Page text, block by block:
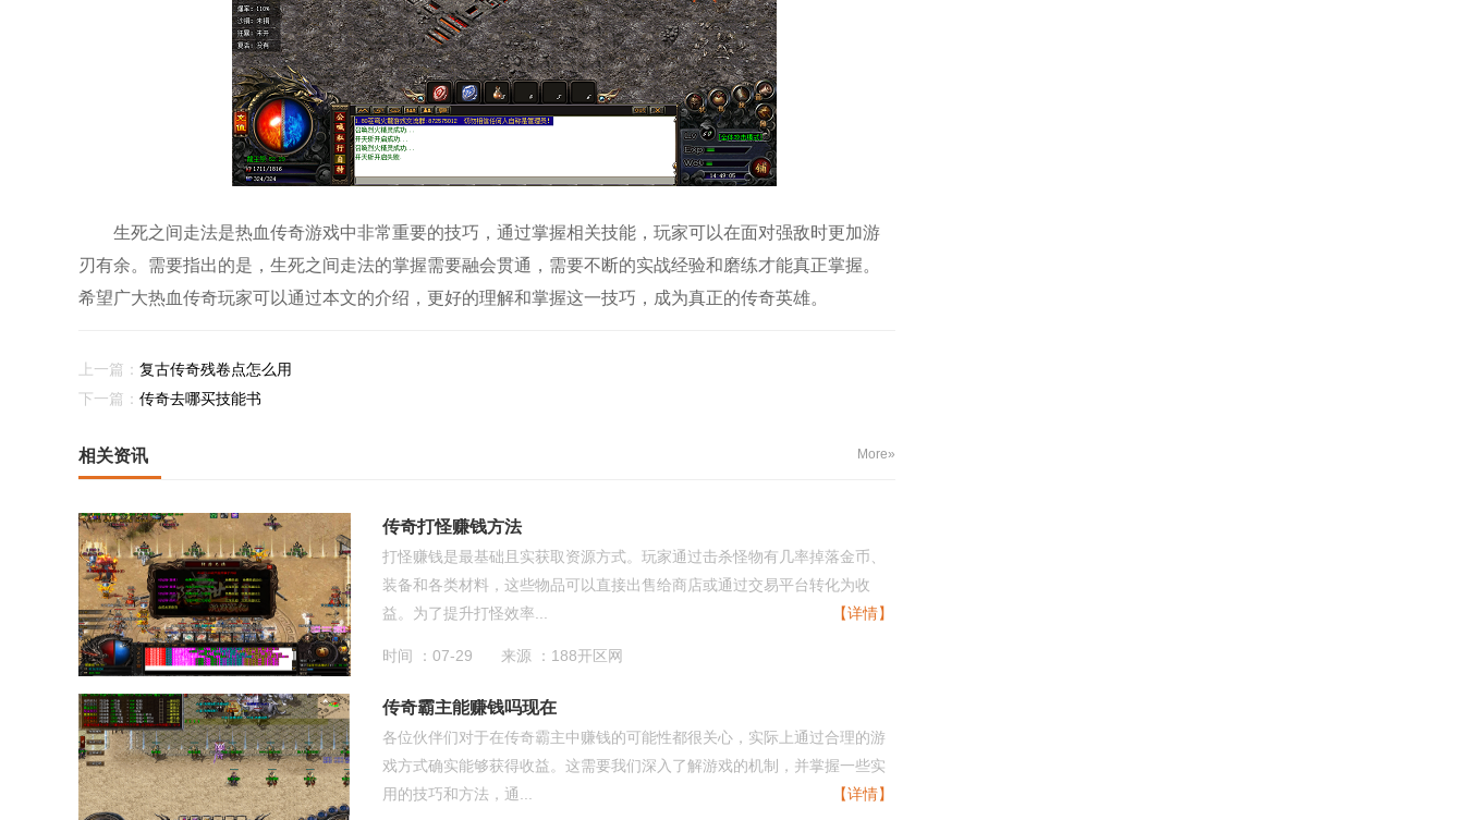
生死之间走法是热血传奇游戏中非常重要的技巧，通过掌握相关技能，玩家可以在面对强敌时更加游
刃有余。需要指出的是，生死之间走法的掌握需要融会贯通，需要不断的实战经验和磨练才能真正掌握。
希望广大热血传奇玩家可以通过本文的介绍，更好的理解和掌握这一技巧，成为真正的传奇英雄。
上一篇： 复古传奇残卷点怎么用
下一篇： 传奇去哪买技能书
相关资讯 More»
传奇打怪赚钱方法
打怪赚钱是最基础且实获取资源方式。玩家通过击杀怪物有几率掉落金币、
装备和各类材料，这些物品可以直接出售给商店或通过交易平台转化为收
益。为了提升打怪效率...
【详情】
时间 ：07-29 来源 ：188开区网
传奇霸主能赚钱吗现在
各位伙伴们对于在传奇霸主中赚钱的可能性都很关心，实际上通过合理的游
戏方式确实能够获得收益。这需要我们深入了解游戏的机制，并掌握一些实
用的技巧和方法，通...
【详情】